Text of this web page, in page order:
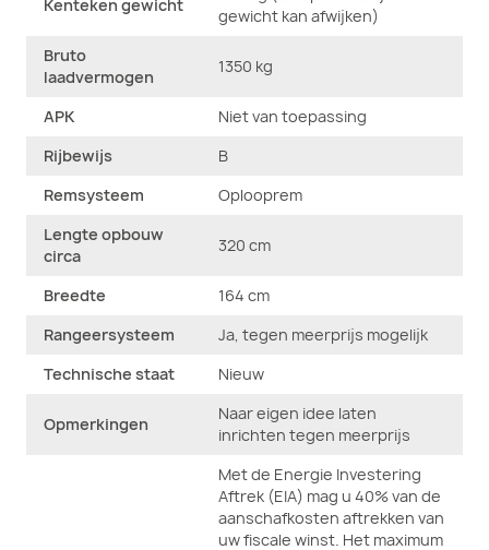
Kenteken gewicht
gewicht kan afwijken)
Bruto
laadvermogen
1350 kg
APK
Niet van toepassing
Rijbewijs
B
Remsysteem
Oplooprem
Lengte opbouw
circa
320 cm
Breedte
164 cm
Rangeersysteem
Ja, tegen meerprijs mogelijk
Technische staat
Nieuw
Opmerkingen
Naar eigen idee laten
inrichten tegen meerprijs
Met de Energie Investering
Aftrek (EIA) mag u 40% van de
aanschafkosten aftrekken van
uw fiscale winst. Het maximum